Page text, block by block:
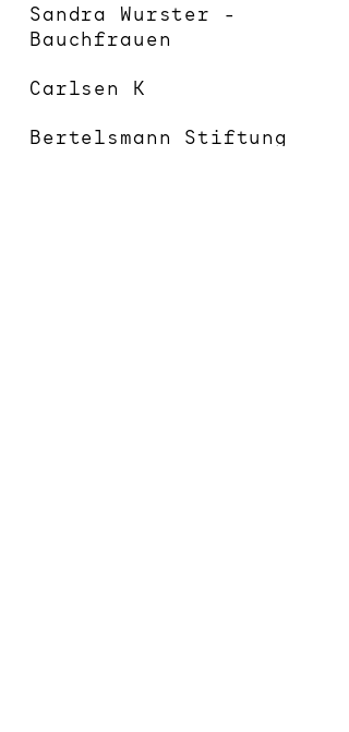
Sandra Wurster -
Bauchfrauen
Carlsen K
Bertelsmann Stiftung